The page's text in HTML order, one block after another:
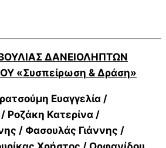
ΔΑΝΕΙΟΛΗΠΤΩΝ
«Συσπείρωση & Δράση»
Ευαγγελία /
Ροζάκη Κατερίνα /
/ Φασουλάς Γιάννης /